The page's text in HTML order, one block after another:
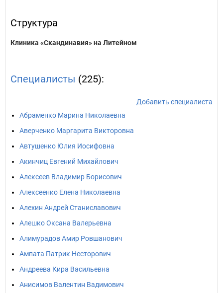
Структура
Клиника «Скандинавия» на Литейном
Специалисты (225):
Добавить специалиста
Абраменко Марина Николаевна
Аверченко Маргарита Викторовна
Автушенко Юлия Иосифовна
Акинчиц Евгений Михайлович
Алексеев Владимир Борисович
Алексеенко Елена Николаевна
Алехин Андрей Станиславович
Алешко Оксана Валерьевна
Алимурадов Амир Ровшанович
Ампата Патрик Несторович
Андреева Кира Васильевна
Анисимов Валентин Вадимович